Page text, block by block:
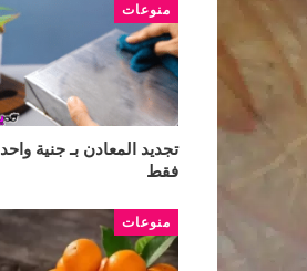
منوعات
تجديد المعادن بـ جنية واحد
فقط
منوعات